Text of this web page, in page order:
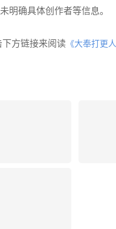
明确具体创作者等信息。
方链接来阅读 《大奉打更人